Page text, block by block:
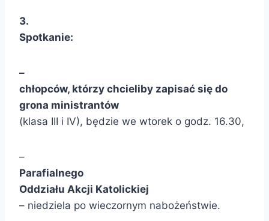
3.
Spotkanie:
–
chłopców, którzy chcieliby zapisać się do
grona ministrantów
(klasa III i IV), będzie we wtorek o godz. 16.30,
–
Parafialnego
Oddziału Akcji Katolickiej
– niedziela po wieczornym nabożeństwie.